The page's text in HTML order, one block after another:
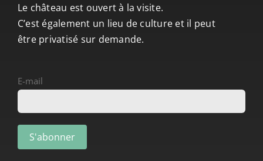
Le château est ouvert à la visite.
C’est également un lieu de culture et il peut
être privatisé sur demande.
E-mail